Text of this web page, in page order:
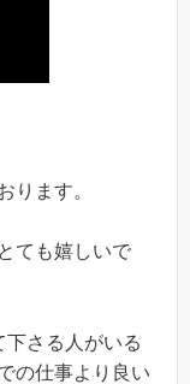
ります。
ても嬉しいで
さる人がいる
の仕事より良い